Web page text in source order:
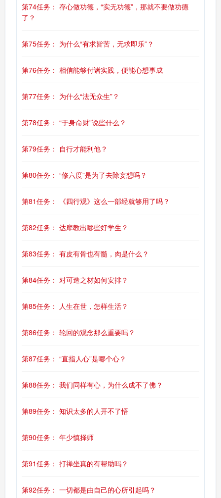
第74任务： 存心做功德，“实无功德”，那就不要做功德
了？
第75任务： 为什么“有求皆苦，无求即乐”？
第76任务： 相信能够付诸实践，便能心想事成
第77任务： 为什么“法无众生”？
第78任务： “于身命财”说些什么？
第79任务： 自行才能利他？
第80任务： “修六度”是为了去除妄想吗？
第81任务： 《四行观》这么一部经就够用了吗？
第82任务： 达摩教出哪些好学生？
第83任务： 有皮有骨也有髓，肉是什么？
第84任务： 对可造之材如何安排？
第85任务： 人生在世，怎样生活？
第86任务： 轮回的观念那么重要吗？
第87任务： “直指人心”是哪个心？
第88任务： 我们同样有心，为什么成不了佛？
第89任务： 知识太多的人开不了悟
第90任务： 年少慎择师
第91任务： 打禅坐真的有帮助吗？
第92任务： 一切都是由自己的心所引起吗？